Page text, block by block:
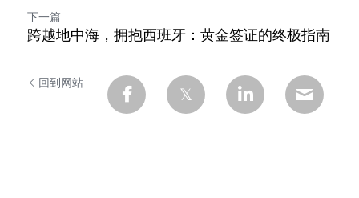
下一篇
跨越地中海，拥抱西班牙：黄金签证的终极指南
回到网站